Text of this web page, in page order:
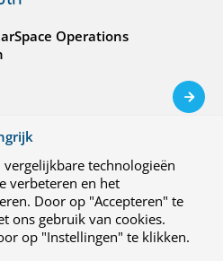
Operations
Geïntegreerde
oplossing voor
en U-
technologieën
verbeteren en het
Door op "Accepteren" te
ons gebruik van cookies.
op "Instellingen" te klikken.